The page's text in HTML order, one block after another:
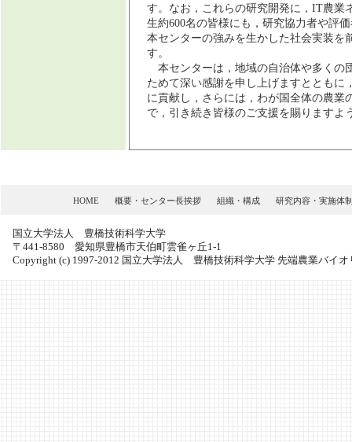
す。なお，これらの研究開発に，IT農業
生約600名の皆様にも，研究協力者や評
本センターの強みを生かした社会実装を
す。
本センターは，地域の自治体や多くの
ためて深い感謝を申し上げますととも
に貢献し，さらには，わが国全体の農
で，引き続き皆様のご支援を賜りますよ
HOME 概要・センター長挨拶 組織・構成 研究内容・実施体
国立大学法人 豊橋技術科学大学
〒441-8580 愛知県豊橋市天伯町雲雀ヶ丘1-1
Copyright (c) 1997-2012 国立大学法人 豊橋技術科学大学 先端農業バイ